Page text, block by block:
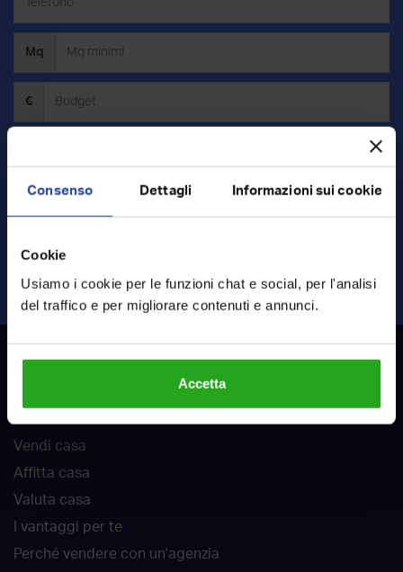
Consenso Dettagli Informazioni sui cookie
Cookie
Usiamo i cookie per le funzioni chat e social, per l'analisi
del traffico e per migliorare contenuti e annunci.
Accetta
Mq
€
Ho letto e accetto
Vendi casa
Affitta casa
Valuta casa
I vantaggi per te
Perché vendere con un'agenzia